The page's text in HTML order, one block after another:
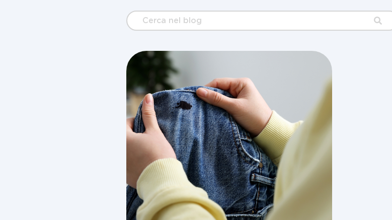
Cerca
nel